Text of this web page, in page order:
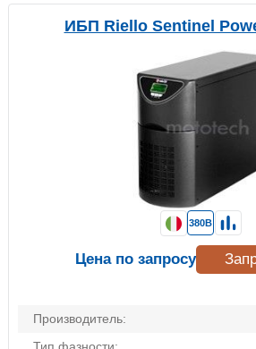
ИБП Riello Sentinel
Производитель:
380В
Цена по запросу